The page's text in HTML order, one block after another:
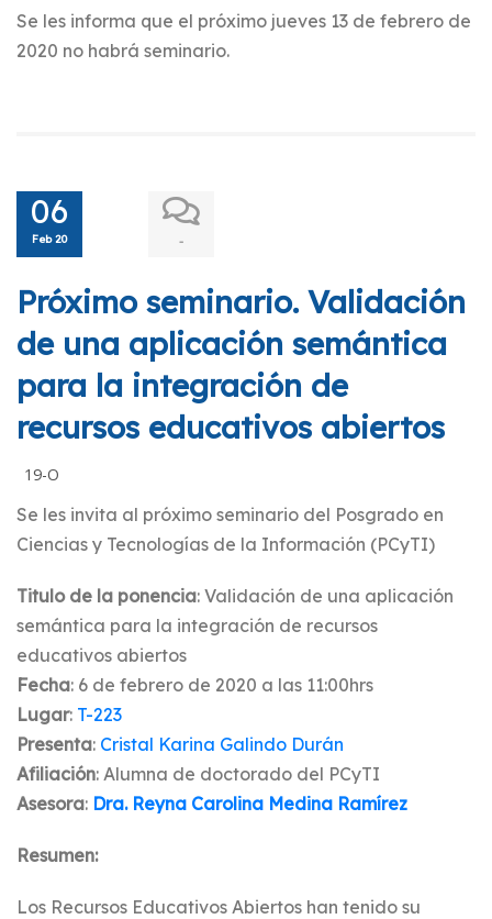
Se les informa que el próximo jueves 13 de febrero de
2020 no habrá seminario.
06
Feb 20 -
Próximo seminario. Validación
de una aplicación semántica
para la integración de
recursos educativos abiertos
19-O
Se les invita al próximo seminario del Posgrado en
Ciencias y Tecnologías de la Información (PCyTI)
Titulo de la ponencia: Validación de una aplicación
semántica para la integración de recursos
educativos abiertos
Fecha: 6 de febrero de 2020 a las 11:00hrs
Lugar: T-223
Presenta: Cristal Karina Galindo Durán
Afiliación: Alumna de doctorado del PCyTI
Asesora: Dra. Reyna Carolina Medina Ramírez
Resumen:
Los Recursos Educativos Abiertos han tenido su